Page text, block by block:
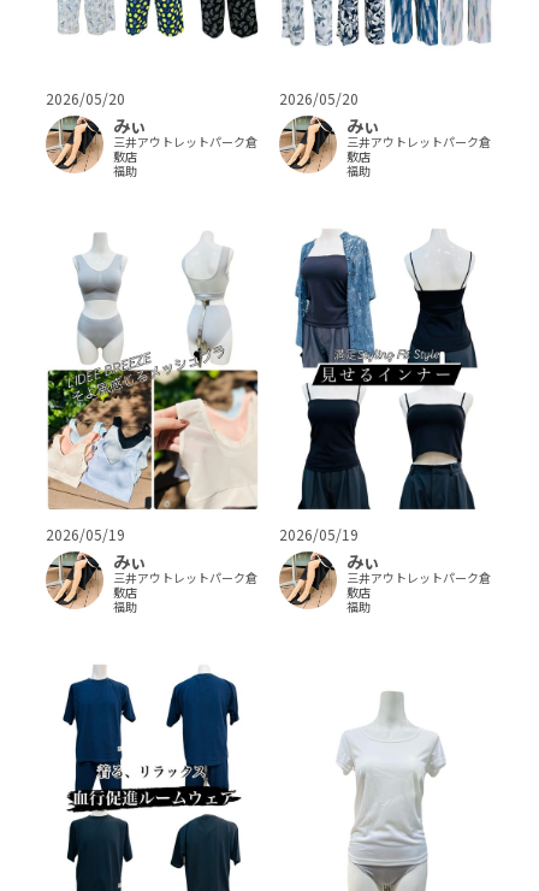
2026/05/20
みぃ
三井アウトレットパーク倉
敷店
福助
2026/05/20
みぃ
三井アウトレットパーク倉
敷店
福助
2026/05/19
みぃ
三井アウトレットパーク倉
敷店
福助
2026/05/19
みぃ
三井アウトレットパーク倉
敷店
福助